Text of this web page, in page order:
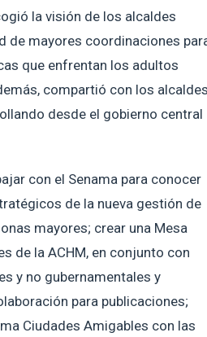
la visión de los alcaldes
de mayores coordinaciones
que enfrentan los adultos
compartió con los
desde el gobierno central
con el Senama para conocer
de la nueva gestión de
mayores; crear una Mesa
de la ACHM, en conjunto con
y no gubernamentales y
para publicaciones;
Ciudades Amigables con las